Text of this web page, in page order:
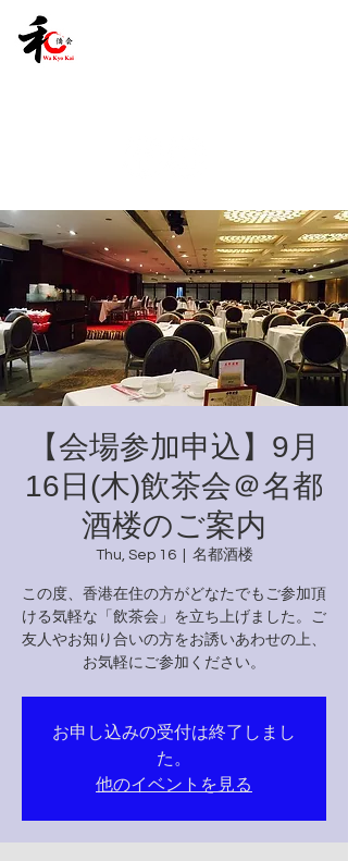
【会場参加申込】9月
16日(木)飲茶会＠名都
酒楼のご案内
Thu, Sep 16
  |
名都酒楼
この度、香港在住の方がどなたでもご参加頂
ける気軽な「飲茶会」を立ち上げました。ご
友人やお知り合いの方をお誘いあわせの上、
お気軽にご参加ください。
お申し込みの受付は終了しまし
た。
他のイベントを見る